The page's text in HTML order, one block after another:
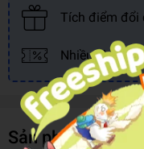
Tích điểm đổi
Nhiều khuyến
Sản phẩm cùng